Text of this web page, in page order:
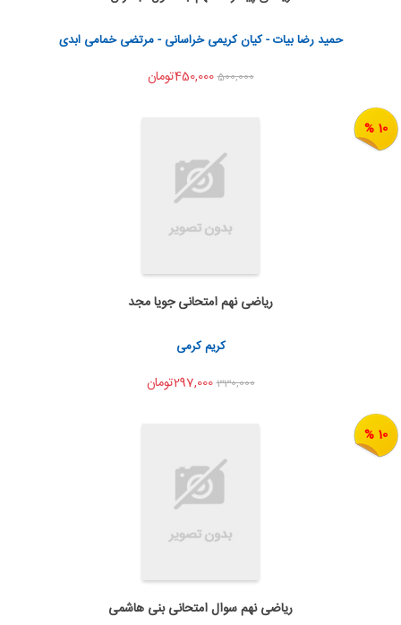
اشتراک گذاری
حمید رضا بیات - کیان کریمی خراسانی - مرتضی خمامی ابدی
500,000450,000تومان
10 %
به من اطلاع بده
اشتراک گذاری
ریاضی نهم امتحانی جویا مجد
کریم کرمی
330,000297,000تومان
10 %
به من اطلاع بده
ریاضی نهم سوال امتحانی بنی هاشمی